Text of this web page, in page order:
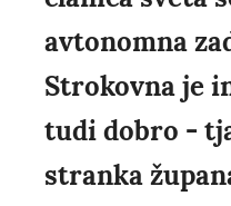
avtonomna
Strokovna je
tudi dobro -
stranka